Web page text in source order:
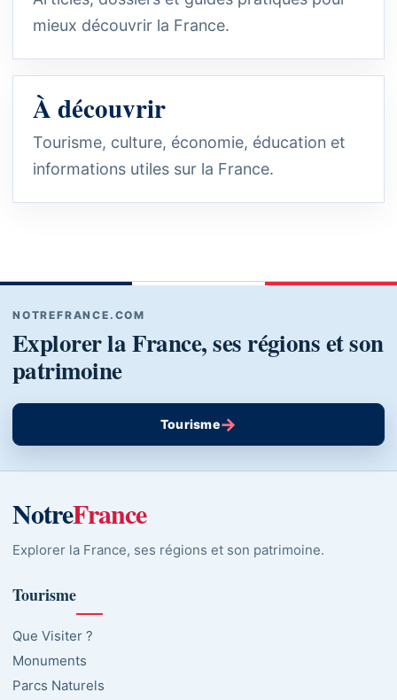
mieux découvrir la France.
À découvrir
Tourisme, culture, économie, éducation et
informations utiles sur la France.
NOTREFRANCE.COM
Explorer la France, ses régions et son
patrimoine
Tourisme→
NotreFrance
Explorer la France, ses régions et son patrimoine.
Tourisme
Que Visiter ?
Monuments
Parcs Naturels